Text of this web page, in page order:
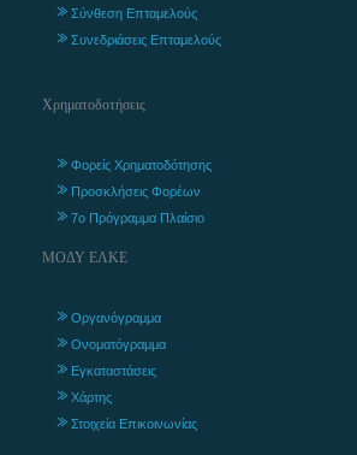
Σύνθεση Επταμελούς
Συνεδριάσεις Επταμελούς
Χρηματοδοτήσεις
Φορείς Χρηματοδότησης
Προσκλήσεις Φορέων
7ο Πρόγραμμα Πλαίσιο
ΜΟΔΥ ΕΛΚΕ
Οργανόγραμμα
Ονοματόγραμμα
Εγκαταστάσεις
Χάρτης
Στοιχεία Επικοινωνίας